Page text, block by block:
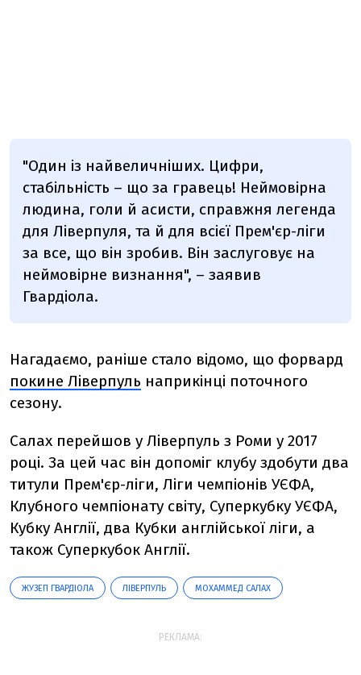
"Один із найвеличніших. Цифри,
стабільність – що за гравець! Неймовірна
людина, голи й асисти, справжня легенда
для Ліверпуля, та й для всієї Прем'єр-ліги
за все, що він зробив. Він заслуговує на
неймовірне визнання", – заявив
Гвардіола.
Нагадаємо, раніше стало відомо, що форвард
покине Ліверпуль наприкінці поточного
сезону.
Салах перейшов у Ліверпуль з Роми у 2017
році. За цей час він допоміг клубу здобути два
титули Прем'єр-ліги, Ліги чемпіонів УЄФА,
Клубного чемпіонату світу, Суперкубку УЄФА,
Кубку Англії, два Кубки англійської ліги, а
також Суперкубок Англії.
ЖУЗЕП ГВАРДІОЛА ЛІВЕРПУЛЬ МОХАММЕД САЛАХ
РЕКЛАМА: